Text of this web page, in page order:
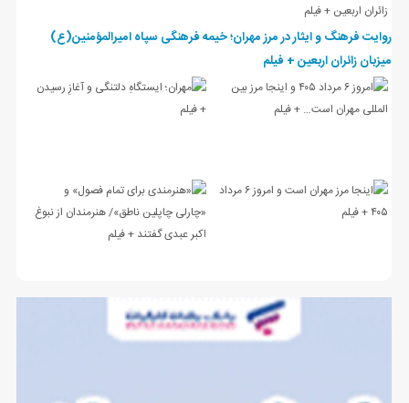
روایت فرهنگ و ایثار در مرز مهران؛ خیمه فرهنگی سپاه امیرالمؤمنین(ع)
میزبان زائران اربعین + فیلم